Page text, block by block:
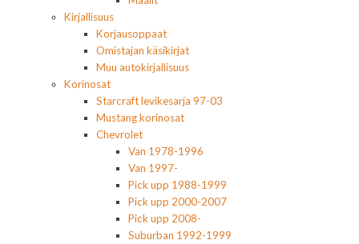
Kirjallisuus
Korjausoppaat
Omistajan käsikirjat
Muu autokirjallisuus
Korinosat
Starcraft levikesarja 97-03
Mustang korinosat
Chevrolet
Van 1978-1996
Van 1997-
Pick upp 1988-1999
Pick upp 2000-2007
Pick upp 2008-
Suburban 1992-1999